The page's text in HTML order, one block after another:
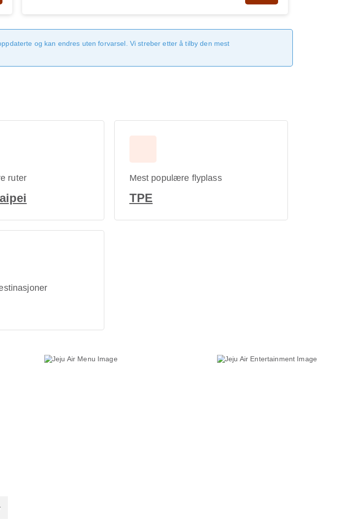
og kan endres uten forvarsel. Vi streber etter å tilby den mest
ruter Mest populære flyplass
TPE